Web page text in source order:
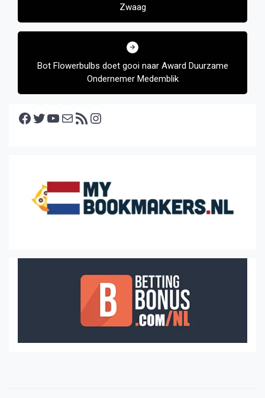
Zwaag
Bot Flowerbulbs doet gooi naar Award Duurzame
Ondernemer Medemblik
Facebook Twitter YouTube E-mail RSS feed